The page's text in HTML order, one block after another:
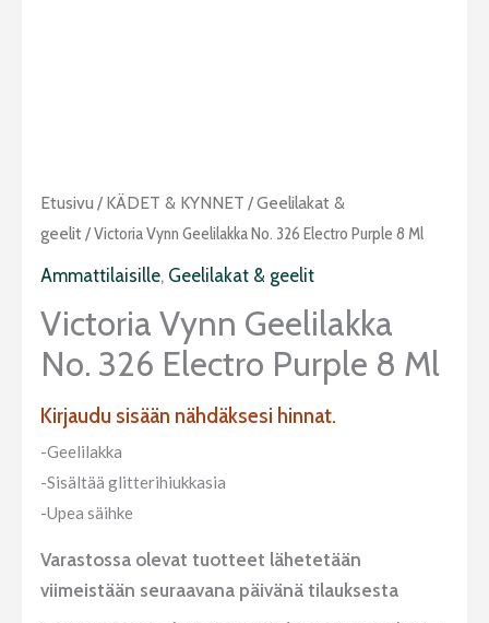
Etusivu / KÄDET & KYNNET /Geelilakat &
geelit/ Victoria Vynn Geelilakka No. 326 Electro Purple 8 Ml
Ammattilaisille, Geelilakat & geelit
Victoria Vynn Geelilakka
No. 326 Electro Purple 8 Ml
Kirjaudu sisään nähdäksesi hinnat.
-Geelilakka
-Sisältää glitterihiukkasia
-Upea säihke
Varastossa olevat tuotteet lähetetään
viimeistään seuraavana päivänä tilauksesta